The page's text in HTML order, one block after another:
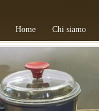
Home Chi siamo